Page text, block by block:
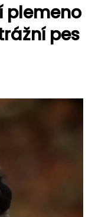
plemeno
pes